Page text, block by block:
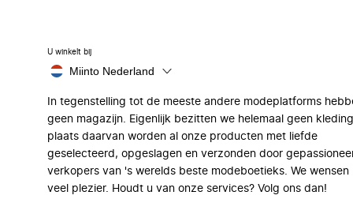
U winkelt bij
Miinto Nederland
In tegenstelling tot de meeste andere modeplatforms
geen magazijn. Eigenlijk bezitten we helemaal geen
plaats daarvan worden al onze producten met liefde
geselecteerd, opgeslagen en verzonden door
verkopers van 's werelds beste modeboetieks. We wensen
veel plezier. Houdt u van onze services? Volg ons dan!